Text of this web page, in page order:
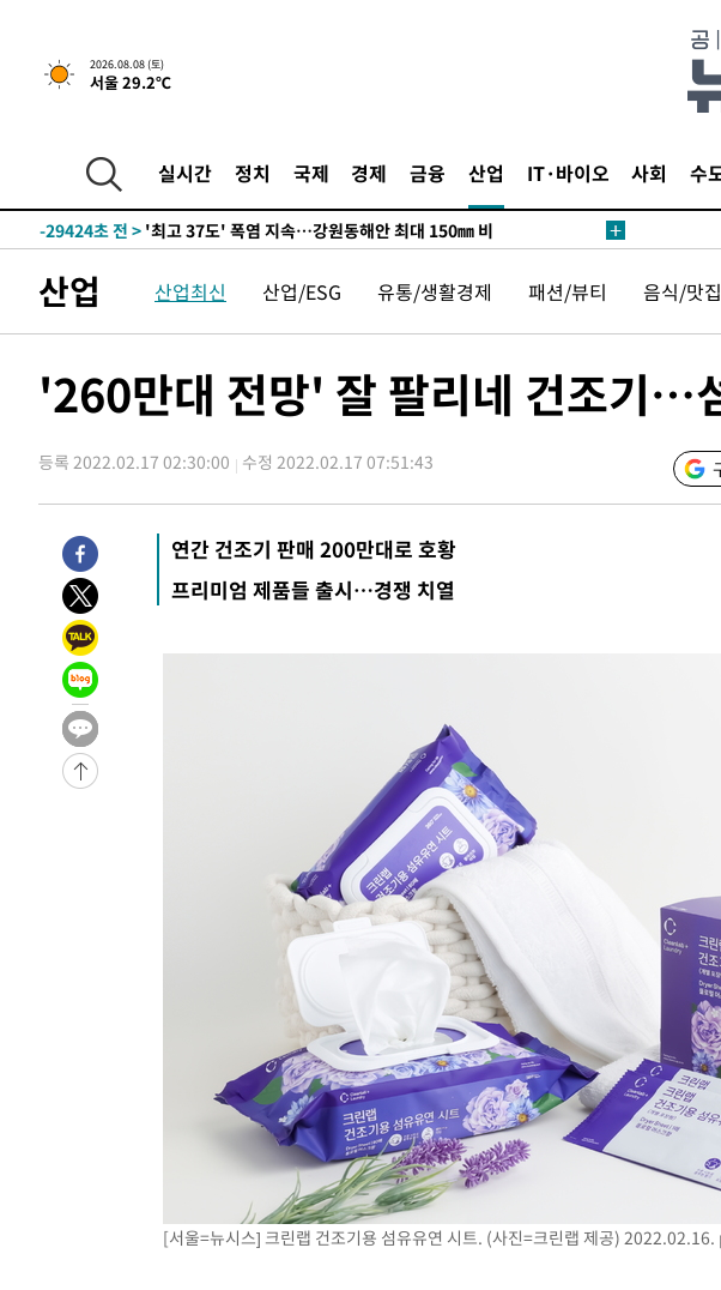
2026.08.08 (토)
서울 29.2℃
실시간 정치 국제 경제 금융 산업 IT·바이오 사회 수
-22570초 전 >
-29424초 전 > '최고 37도' 폭염 지속…강원동해안 최대 150㎜ 비
-29444초 전 >
'최고 37도' 폭염 지속…강원동해안 최대 150㎜ 비
-22570초 전 >[속보]뉴욕증시 상승 마감…S&P 0.6% 나스닥 1.3%↑
산업 산업최신 산업/ESG 유통/생활경제 패션/뷰티 음식/맛집
'260만대 전망' 잘 팔리네 건조기…
등록 2022.02.17 02:30:00 수정 2022.02.17 07:51:43
연간 건조기 판매 200만대로 호황
프리미엄 제품들 출시…경쟁 치열
[서울=뉴시스] 크린랩 건조기용 섬유유연 시트. (사진=크린랩 제공) 2022.02.16.